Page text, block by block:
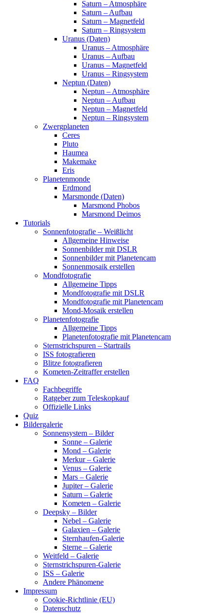
Saturn – Atmosphäre
Saturn – Aufbau
Saturn – Magnetfeld
Saturn – Ringsystem
Uranus (Daten)
Uranus – Atmosphäre
Uranus – Aufbau
Uranus – Magnetfeld
Uranus – Ringsystem
Neptun (Daten)
Neptun – Atmosphäre
Neptun – Aufbau
Neptun – Magnetfeld
Neptun – Ringsystem
Zwergplaneten
Ceres
Pluto
Haumea
Makemake
Eris
Planetenmonde
Erdmond
Marsmonde (Daten)
Marsmond Phobos
Marsmond Deimos
Tutorials
Sonnenfotografie – Weißlicht
Allgemeine Hinweise
Sonnenbilder mit DSLR
Sonnenbilder mit Planetencam
Sonnenmosaik erstellen
Mondfotografie
Allgemeine Tipps
Mondfotografie mit DSLR
Mondfotografie mit Planetencam
Mond-Mosaik erstellen
Planetenfotografie
Allgemeine Tipps
Planetenfotografie mit Planetencam
Sternstrichspuren – Startrails
ISS fotografieren
Blitze fotografieren
Kometen-Zeitraffer erstellen
FAQ
Fachbegriffe
Ratgeber zum Teleskopkauf
Offizielle Links
Quiz
Bildergalerie
Sonnensystem – Bilder
Sonne – Galerie
Mond – Galerie
Merkur – Galerie
Venus – Galerie
Mars – Galerie
Jupiter – Galerie
Saturn – Galerie
Kometen – Galerie
Deepsky – Bilder
Nebel – Galerie
Galaxien – Galerie
Sternhaufen-Galerie
Sterne – Galerie
Weitfeld – Galerie
Sternstrichspuren-Galerie
ISS – Galerie
Andere Phänomene
Impressum
Cookie-Richtlinie (EU)
Datenschutz